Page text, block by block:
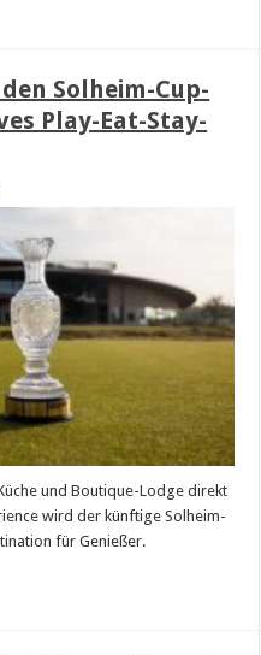
Solheim-Cup-
Play-Eat-Stay-
und Boutique-Lodge direkt
wird der künftige Solheim-
für Genießer.